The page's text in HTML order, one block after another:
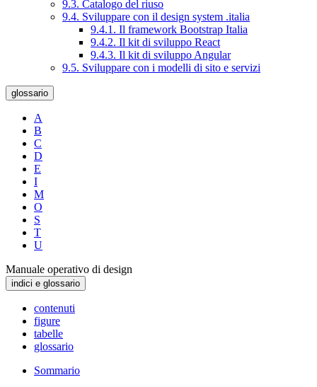
9.3. Catalogo del riuso
9.4. Sviluppare con il design system .italia
9.4.1. Il framework Bootstrap Italia
9.4.2. Il kit di sviluppo React
9.4.3. Il kit di sviluppo Angular
9.5. Sviluppare con i modelli di sito e servizi
glossario
A
B
C
D
E
I
M
O
S
T
U
Manuale operativo di design
indici e glossario
contenuti
figure
tabelle
glossario
Sommario